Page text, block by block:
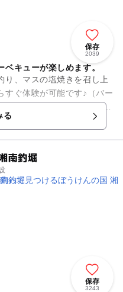
保存
2039
キューが楽しめます。
り、マスの塩焼きを召し上
すぐ体験が可能です♪（バー
る
南釣堀
保存
3243